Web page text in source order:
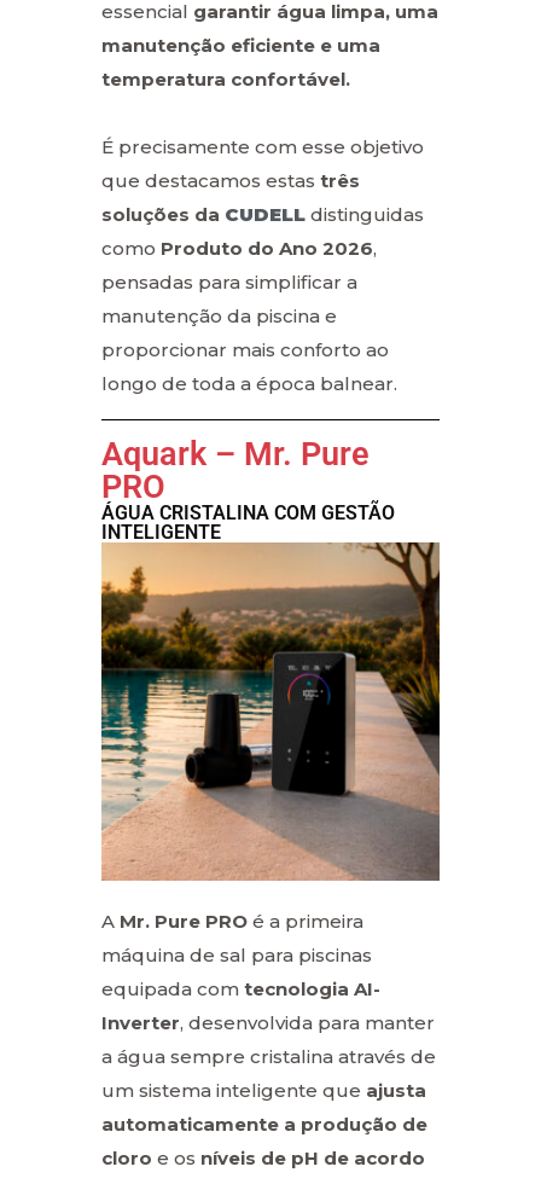
essencial garantir água limpa, uma
manutenção eficiente e uma
temperatura confortável.
É precisamente com esse objetivo
que destacamos estas três
soluções da CUDELL distinguidas
como Produto do Ano 2026,
pensadas para simplificar a
manutenção da piscina e
proporcionar mais conforto ao
longo de toda a época balnear.
Aquark – Mr. Pure
PRO
ÁGUA CRISTALINA COM GESTÃO
INTELIGENTE
A Mr. Pure PRO é a primeira
máquina de sal para piscinas
equipada com tecnologia AI-
Inverter, desenvolvida para manter
a água sempre cristalina através de
um sistema inteligente que ajusta
automaticamente a produção de
cloro e os níveis de pH de acordo